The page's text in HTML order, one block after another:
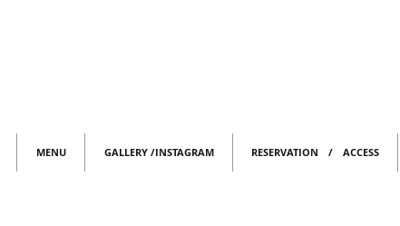
MENU GALLERY /INSTAGRAM RESERVATION / ACCESS